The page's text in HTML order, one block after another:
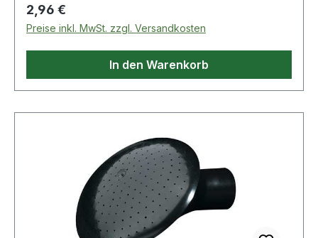
Regulärer Preis:
2,96 €
Preise inkl. MwSt. zzgl. Versandkosten
In den Warenkorb